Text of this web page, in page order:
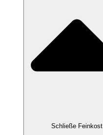
Schließe Feinkost